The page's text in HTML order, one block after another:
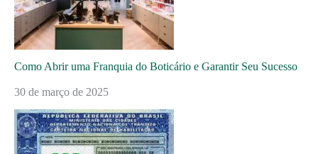
Como Abrir uma Franquia do Boticário e Garantir Seu Sucesso
30 de março de 2025